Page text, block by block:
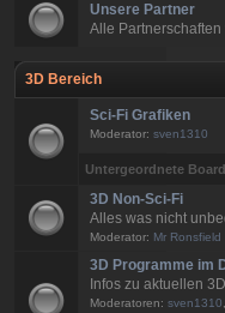
Unsere Partner
Alle
3D Bereich
Sci-Fi Grafiken
Moderator: sven1310
Untergeordnete
3D Non-Sci-Fi
Alles was nicht
Moderator: Mr Ronsfield
3D Programme im
Infos zu aktuellen
Moderatoren: sven1310,